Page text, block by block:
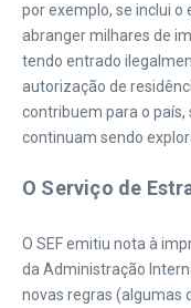
por exemplo, se inclui o
abranger milhares de
tendo entrado
autorização de
contribuem para o país,
continuam sendo
O Serviço de
O SEF emitiu nota à
da Administração
novas regras (algumas